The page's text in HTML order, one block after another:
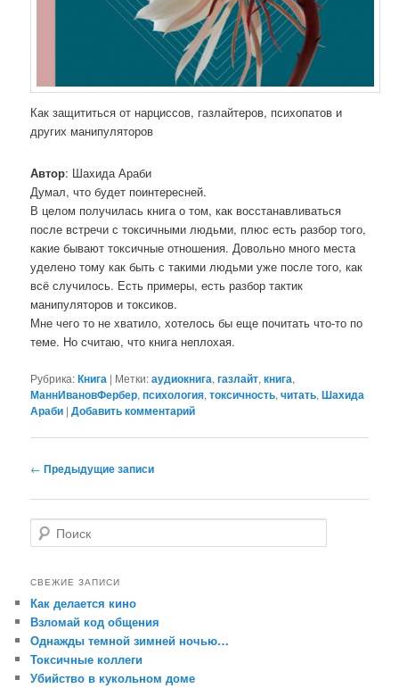
Как защититься от нарциссов, газлайтеров, психопатов и
других манипуляторов
Автор: Шахида Араби
Думал, что будет поинтересней.
В целом получилась книга о том, как восстанавливаться
после встречи с токсичными людьми, плюс есть разбор того,
какие бывают токсичные отношения. Довольно много места
уделено тому как быть с такими людьми уже после того, как
всё случилось. Есть примеры, есть разбор тактик
манипуляторов и токсиков.
Мне чего то не хватило, хотелось бы еще почитать что-то по
теме. Но считаю, что книга неплохая.
Рубрика:Книга | Метки:аудиокнига,газлайт,книга,
МаннИвановФербер,психология,токсичность,читать,Шахида
Араби |Добавить комментарий
Навигация по записям
← Предыдущие записи
Поиск
СВЕЖИЕ ЗАПИСИ
Как делается кино
Взломай код общения
Однажды темной зимней ночью…
Токсичные коллеги
Убийство в кукольном доме